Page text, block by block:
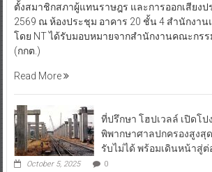
ตั้งสมาชิกสภาผู้แทนราษฎร และการออกเสียงป
2569 ณ ห้องประชุม อาคาร 20 ชั้น 4 สำนัก
โดย NT ได้รับมอบหมายจากสำนักงานคณะกรร
(กกต.)
Read More
ที่ปรึกษา โฮปเวลล์ เปิดโ
พิพากษาศาลปกครองสูงสุ
รับไม่ได้ พร้อมเดินหน้าสู่ต่
October 5, 2025 0